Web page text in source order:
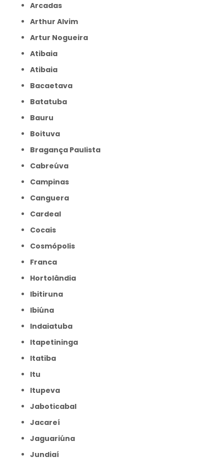
Arcadas
Arthur Alvim
Artur Nogueira
Atibaia
Atibaia
Bacaetava
Batatuba
Bauru
Boituva
Bragança Paulista
Cabreúva
Campinas
Canguera
Cardeal
Cocais
Cosmópolis
Franca
Hortolândia
Ibitiruna
Ibiúna
Indaiatuba
Itapetininga
Itatiba
Itu
Itupeva
Jaboticabal
Jacareí
Jaguariúna
Jundiaí